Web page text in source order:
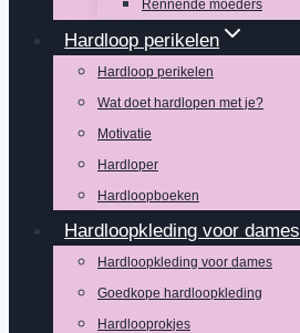
Rennende moeders
Hardloop perikelen
Hardloop perikelen
Wat doet hardlopen met je?
Motivatie
Hardloper
Hardloopboeken
Hardloopkleding voor dames
Hardloopkleding voor dames
Goedkope hardloopkleding
Hardlooprokjes